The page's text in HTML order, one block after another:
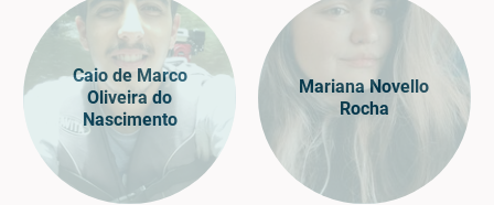
Caio de Marco
Oliveira do
Nascimento
Mariana Novello
Rocha